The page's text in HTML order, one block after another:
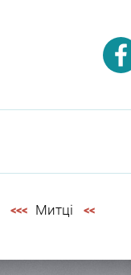
Митці